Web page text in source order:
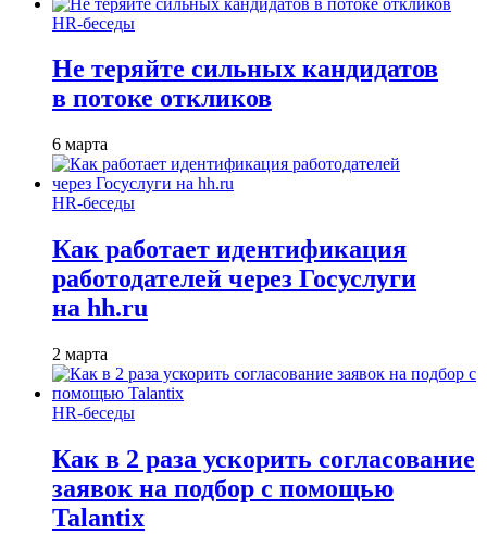
HR-беседы
Не теряйте сильных кандидатов
в потоке откликов
6 марта
HR-беседы
Как работает идентификация
работодателей через Госуслуги
на hh.ru
2 марта
HR-беседы
Как в 2 раза ускорить согласование
заявок на подбор с помощью
Talantix